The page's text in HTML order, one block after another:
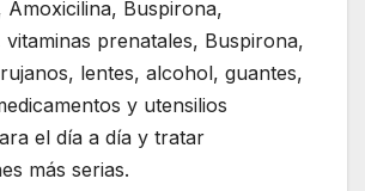
Amoxicilina, Buspirona,
prenatales, Buspirona,
lentes, alcohol, guantes,
y utensilios
el día a día y tratar
más serias.